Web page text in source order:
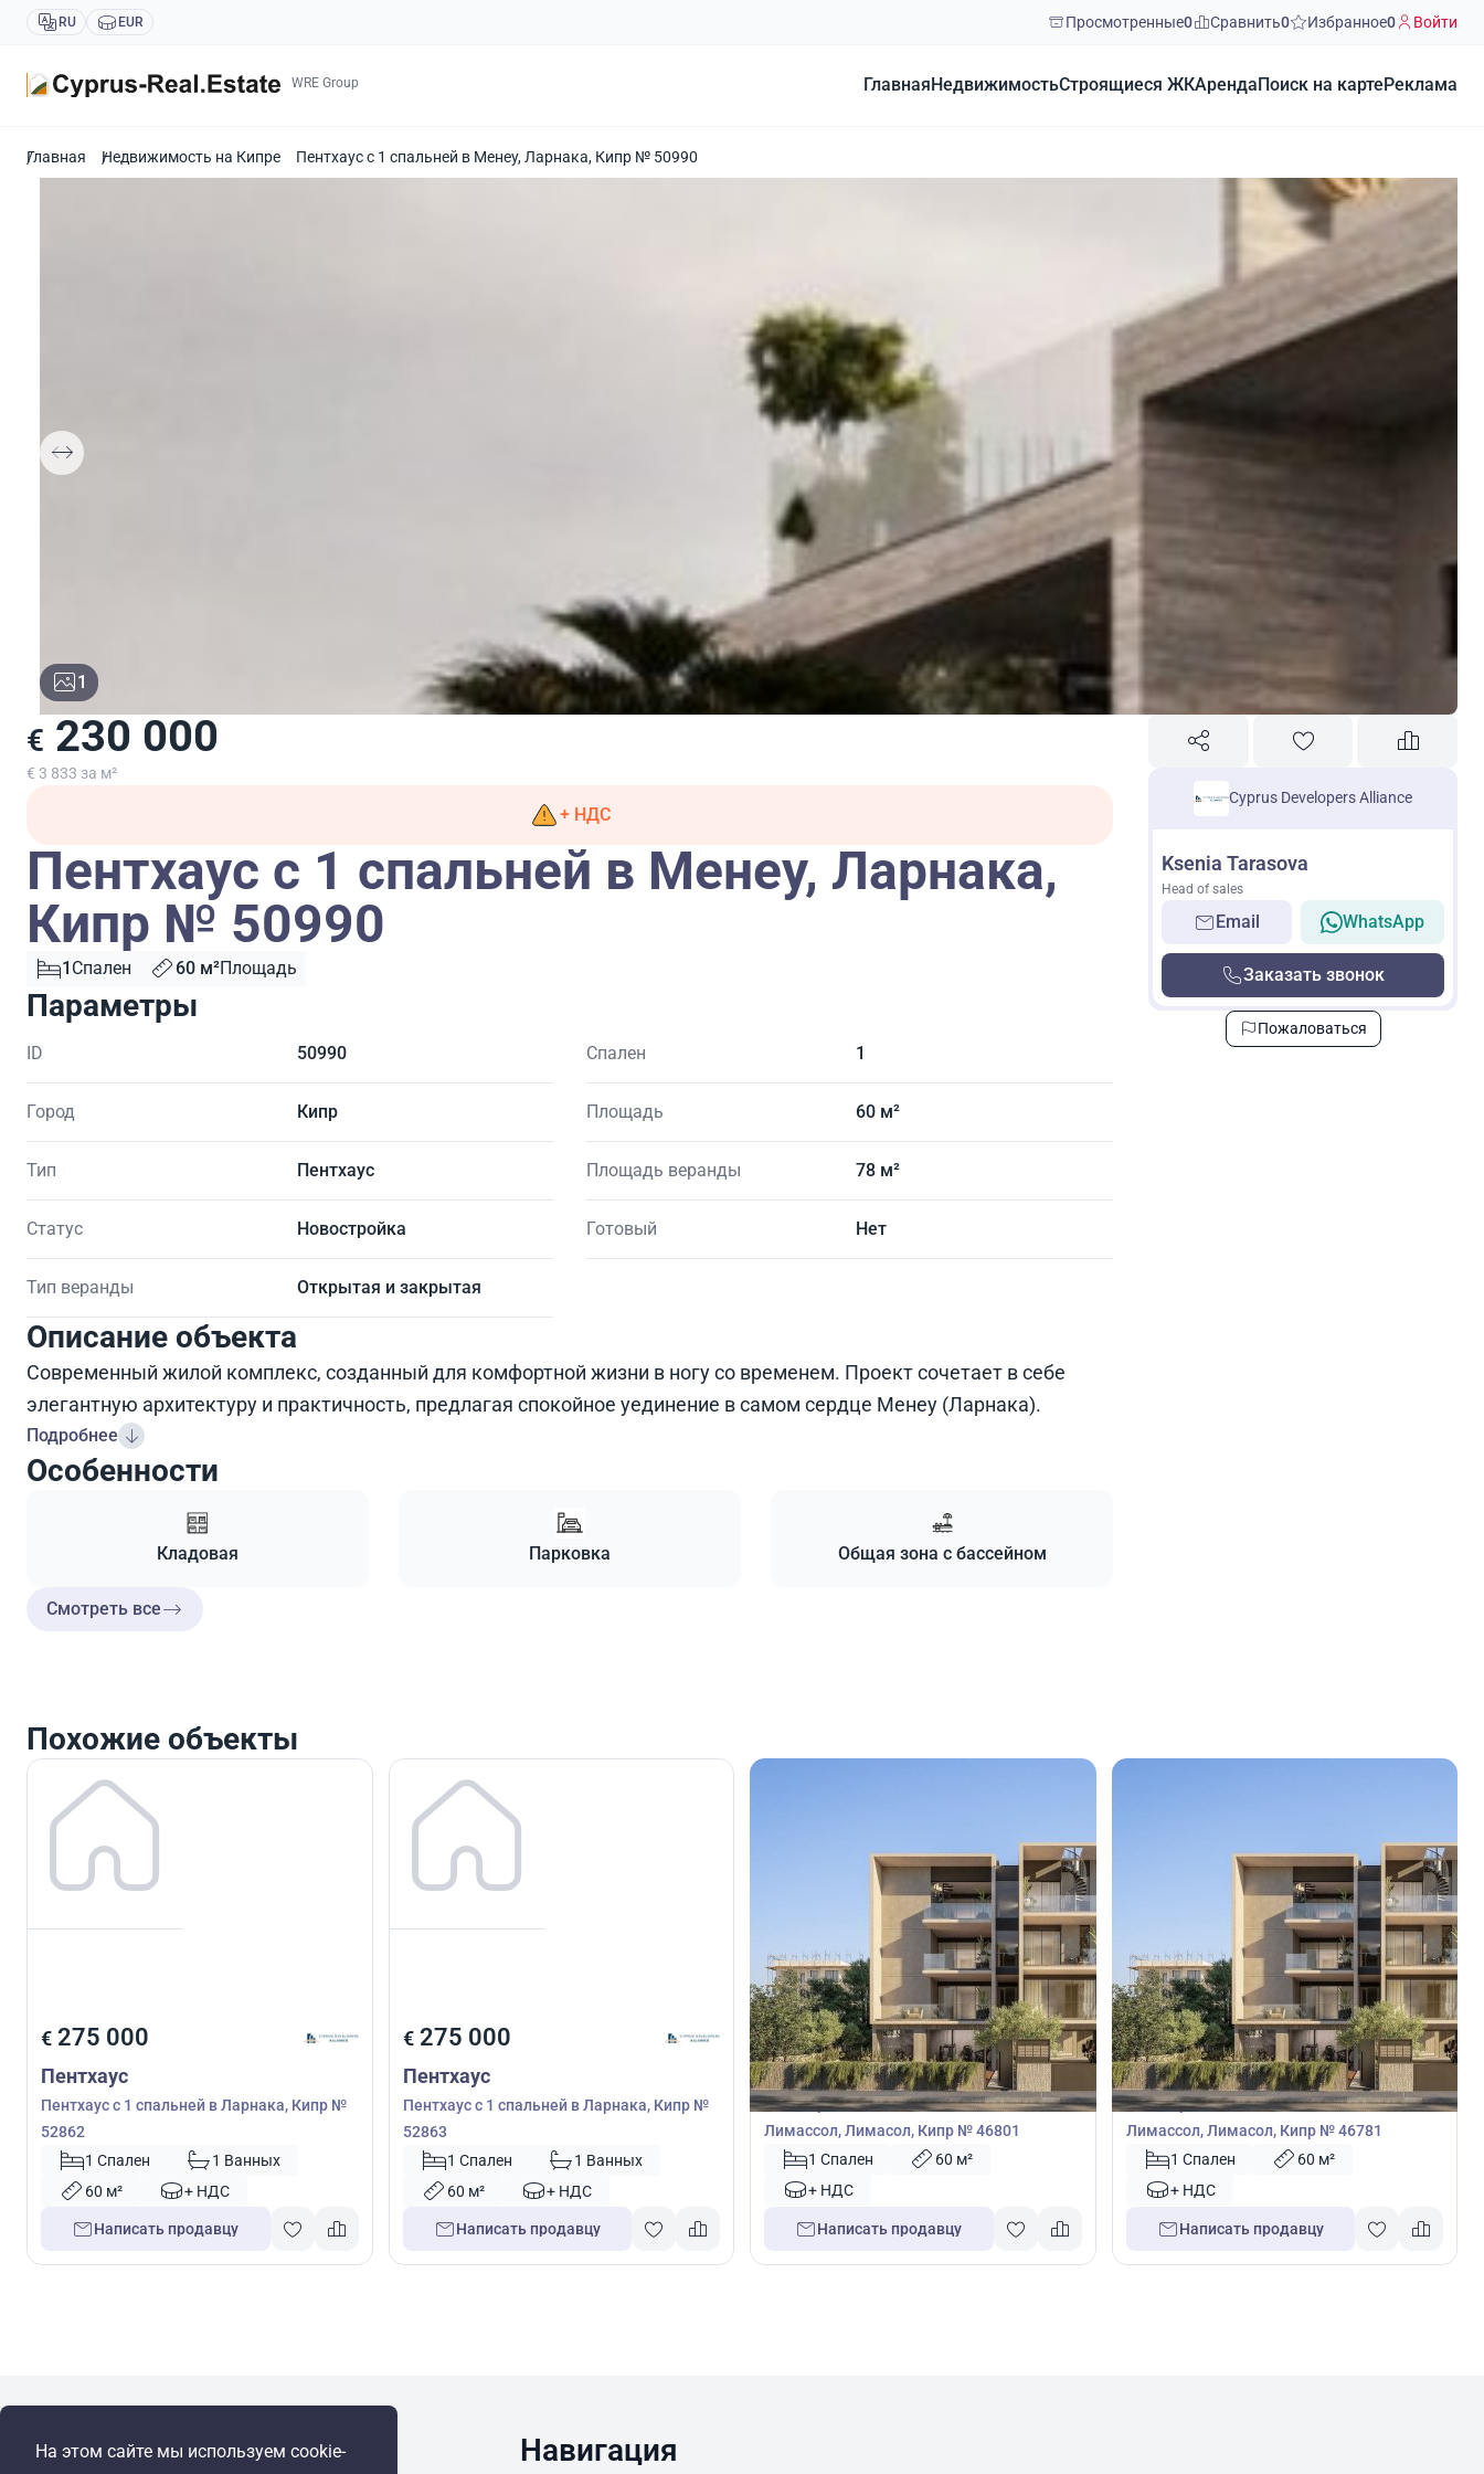
RU EUR Просмотренные0 Сравнить0 Избранное0 Войти
WRE Group Главная НедвижимостьСтроящиеся ЖКАренда Поиск на карте Реклама
Главная Недвижимость на Кипре Пентхаус с 1 спальней в Менеу, Ларнака, Кипр № 50990
1
€ 230 000
€ 3 833 за м²
+ НДС
Пентхаус с 1 спальней в Менеу, Ларнака,
Кипр № 50990
1 Спален 60 м²Площадь
Параметры
ID 50990
Город Кипр
Тип Пентхаус
Статус Новостройка
Тип веранды Открытая и закрытая
Спален 1
Площадь 60 м²
Площадь веранды 78 м²
Готовый Нет
Описание объекта
Современный жилой комплекс, созданный для комфортной жизни в ногу со временем. Проект сочетает в себе
элегантную архитектуру и практичность, предлагая спокойное уединение в самом сердце Менеу (Ларнака).
Подробнее
Особенности
Кладовая Парковка Общая зона с бассейном
Смотреть все
Cyprus Developers Alliance
Ksenia Tarasova
Head of sales
Email WhatsApp
Заказать звонок
Пожаловаться
Похожие объекты
€ 275 000
Пентхаус
Пентхаус с 1 спальней в Ларнака, Кипр №
52862
1 Спален
1 Ванных
60 м²
+ НДС
Написать продавцу
€275 000
Пентхаус
Пентхаус с 1 спальней в Ларнака, Кипр №
52863
1 Спален
1 Ванных
60 м²
+ НДС
Написать продавцу
€400 000
Пентхаус
Пентхаус с 1 спальней в Закаки,
Лимассол, Лимасол, Кипр № 46801
1 Спален
60 м²
+ НДС
Написать продавцу
€420 000
Пентхаус
Пентхаус с 1 спальней в Закаки,
Лимассол, Лимасол, Кипр № 46781
1 Спален
60 м²
+ НДС
Написать продавцу
На этом сайте мы используем cookie-
© Cyprus Realestate 2026. Все права защищены! Навигация